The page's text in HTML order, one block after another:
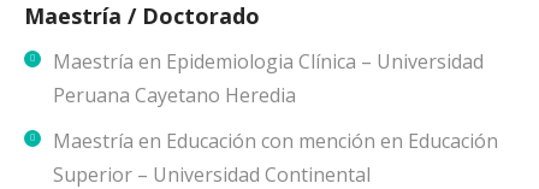
Maestría / Doctorado
Maestría en Epidemiologia Clínica – Universidad
Peruana Cayetano Heredia
Maestría en Educación con mención en Educación
Superior – Universidad Continental